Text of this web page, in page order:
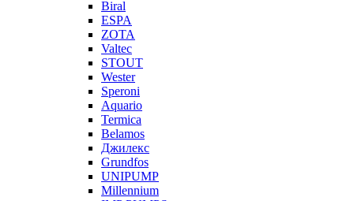
Biral
ESPA
ZOTA
Valtec
STOUT
Wester
Speroni
Aquario
Termica
Belamos
Джилекс
Grundfos
UNIPUMP
Millennium